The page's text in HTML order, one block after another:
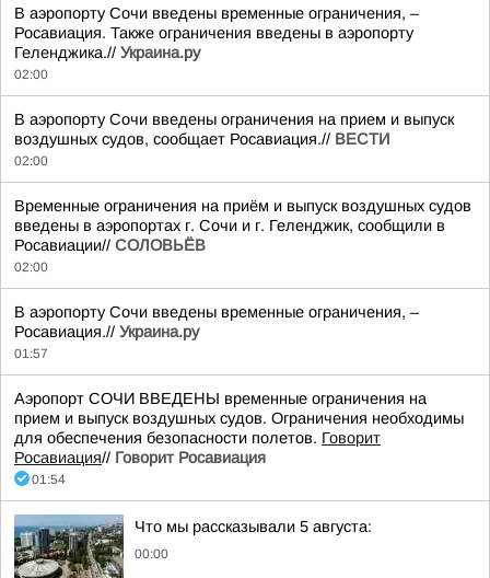
В аэропорту Сочи введены временные ограничения, –
Росавиация. Также ограничения введены в аэропорту
Геленджика.// Украина.ру
02:00
В аэропорту Сочи введены ограничения на прием и выпуск
воздушных судов, сообщает Росавиация.// ВЕСТИ
02:00
Временные ограничения на приём и выпуск воздушных судов
введены в аэропортах г. Сочи и г. Геленджик, сообщили в
Росавиации// СОЛОВЬЁВ
02:00
В аэропорту Сочи введены временные ограничения, –
Росавиация.// Украина.ру
01:57
Аэропорт СОЧИ ВВЕДЕНЫ временные ограничения на
прием и выпуск воздушных судов. Ограничения необходимы
для обеспечения безопасности полетов. Говорит
Росавиация// Говорит Росавиация
01:54
Что мы рассказывали 5 августа:
00:00